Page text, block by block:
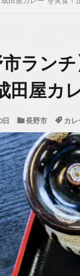
市ラン
田屋カ
長野市 カレ